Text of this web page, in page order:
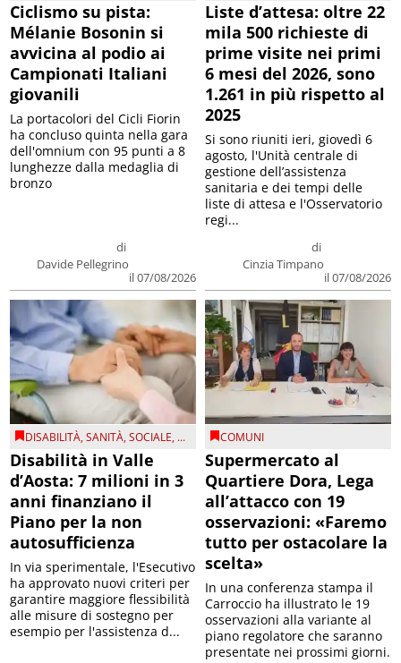
Ciclismo su pista:
Mélanie Bosonin si
avvicina al podio ai
Campionati Italiani
giovanili
di
Davide Pellegrino
il 07/08/2026
La portacolori del Cicli Fiorin
ha concluso quinta nella gara
dell'omnium con 95 punti a 8
lunghezze dalla medaglia di
bronzo
Liste d’attesa: oltre 22
mila 500 richieste di
prime visite nei primi
6 mesi del 2026, sono
1.261 in più rispetto al
2025
di
Cinzia Timpano
il 07/08/2026
Si sono riuniti ieri, giovedì 6
agosto, l'Unità centrale di
gestione dell’assistenza
sanitaria e dei tempi delle
liste di attesa e l'Osservatorio
regi...
DISABILITÀ,SANITÀ,SOCIALE, ...
Disabilità in Valle
d’Aosta: 7 milioni in 3
anni finanziano il
Piano per la non
autosufficienza
In via sperimentale, l'Esecutivo
ha approvato nuovi criteri per
garantire maggiore flessibilità
alle misure di sostegno per
esempio per l'assistenza d...
COMUNI
Supermercato al
Quartiere Dora, Lega
all’attacco con 19
osservazioni: «Faremo
tutto per ostacolare la
scelta»
In una conferenza stampa il
Carroccio ha illustrato le 19
osservazioni alla variante al
piano regolatore che saranno
presentate nei prossimi giorni.